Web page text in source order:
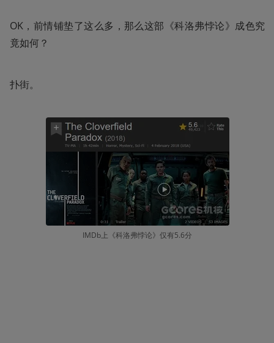
OK，前情铺垫了这么多，那么这部《科洛弗悖论》成色究
竟如何？
扑街。
IMDb上《科洛弗悖论》仅有5.6分